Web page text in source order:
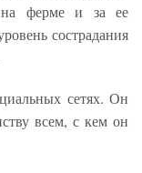
ферме и за ее
сострадания
сетях. Он
всем, с кем он